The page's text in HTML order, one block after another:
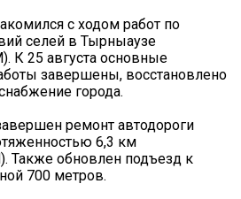
с ходом работ по
селей в Тырныаузе
К 25 августа основные
завершены, восстановлено
города.
ремонт автодороги
6,3 км
Также обновлен подъезд к
700 метров.